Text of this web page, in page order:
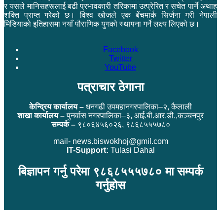
र यसले मानिसहरूलाई बढी प्रभावकारी तरिकामा उत्प्रेरित र सचेत पार्ने अथाह
शक्ति प्राप्त गरेको छ। विश्व खोजले एक बेंचमार्क सिर्जना गरी नेपाली
मिडियाको इतिहासमा नयाँ पौराणिक युगको स्थापना गर्ने लक्ष्य लिएको छ।
Facebook
Twitter
YouTube
पत्राचार ठेगाना
केन्द्रिय कार्यालय – धनगढी उपमहानगरपालिका–२, कैलाली
शाखा कार्यालय –पुनर्वास नगरपालिका–३, आई.बी.आर.डी.,कञ्चनपुर
सम्पर्क –९८०६४५६०२६, ९८६८५५५७८०
mail- news.biswokhoj@gmil.com
IT-Support: Tulasi Dahal
बिज्ञापन गर्नु परेमा ९८६८५५५७८० मा सम्पर्क
गर्नुहोस